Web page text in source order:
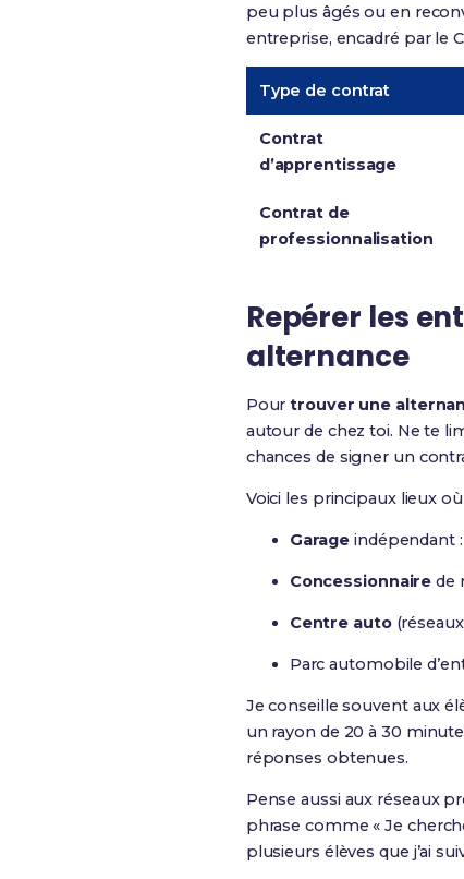
peu plus âgés ou en
entreprise, encadré par le
Type de contrat
Contrat
d’apprentissage
Contrat de
professionnalisation
Repérer les
alternance
Pourtrouver une
autour de chez toi. Ne te
chances de signer un
Voici les principaux lieux
Garage indépendant
Concessionnaire de
Centre auto
Parc automobile
Je conseille souvent aux
un rayon de 20 à 30
réponses obtenues.
Pense aussi aux réseaux
phrase comme « Je
plusieurs élèves que j’ai